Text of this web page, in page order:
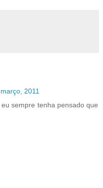
2011
sempre tenha pensado que